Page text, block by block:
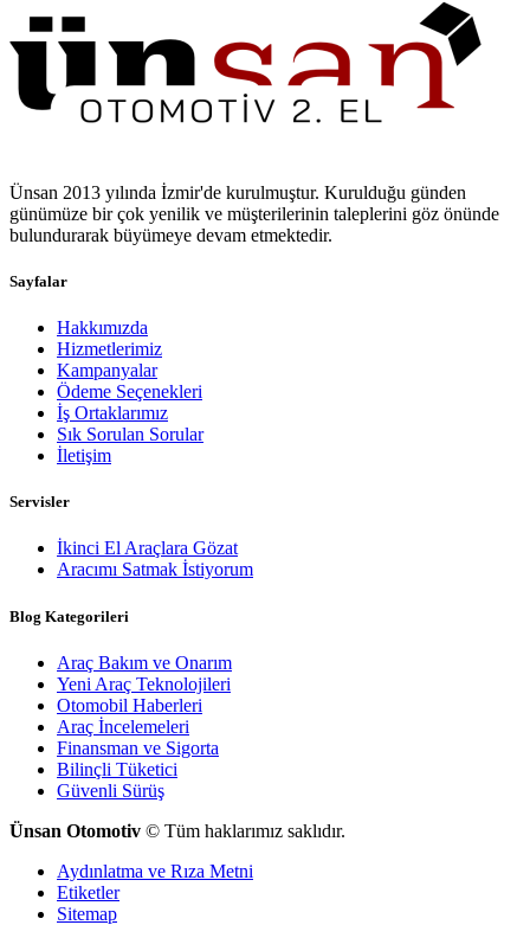
Ünsan 2013 yılında İzmir'de kurulmuştur. Kurulduğu günden
günümüze bir çok yenilik ve müşterilerinin taleplerini göz önünde
bulundurarak büyümeye devam etmektedir.
Sayfalar
Hakkımızda
Hizmetlerimiz
Kampanyalar
Ödeme Seçenekleri
İş Ortaklarımız
Sık Sorulan Sorular
İletişim
Servisler
İkinci El Araçlara Gözat
Aracımı Satmak İstiyorum
Blog Kategorileri
Araç Bakım ve Onarım
Yeni Araç Teknolojileri
Otomobil Haberleri
Araç İncelemeleri
Finansman ve Sigorta
Bilinçli Tüketici
Güvenli Sürüş
Ünsan Otomotiv © Tüm haklarımız saklıdır.
Aydınlatma ve Rıza Metni
Etiketler
Sitemap